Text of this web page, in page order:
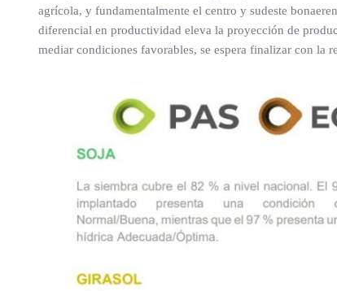
agrícola, y fundamentalmente el centro y sudeste
diferencial en productividad eleva la proyección de
mediar condiciones favorables, se espera finalizar con la